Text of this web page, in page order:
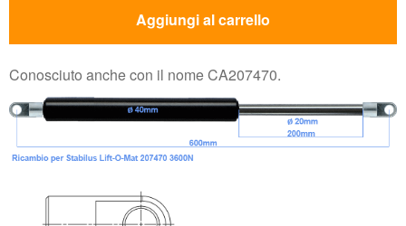
Aggiungi al carrello
Conosciuto anche con il nome CA207470.